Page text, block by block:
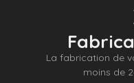
La fabrication de
moins de